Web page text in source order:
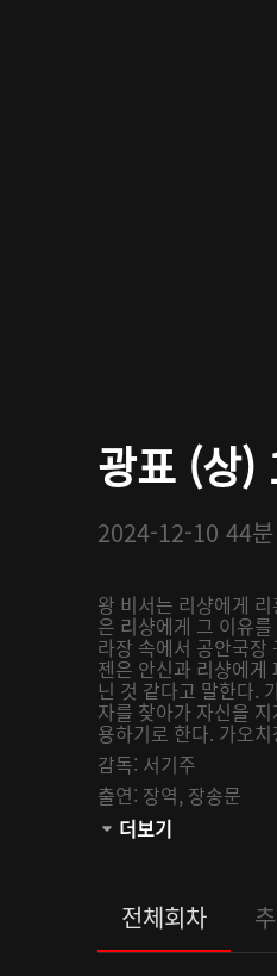
광표 (상)
2024-12-10 44분
왕 비서는 리샹에게
은 리샹에게 그 이유
라장 속에서 공안국장
젠은 안신과 리샹에게
닌 것 같다고 말한다.
자를 찾아가 자신을
용하기로 한다. 가오
감독: 서기주
출연: 장역, 장송문
관람등급:
더보기
전체회차